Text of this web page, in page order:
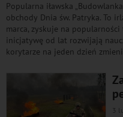
Popularna iławska
obchody Dnia św. Patryka. To
marca, zyskuje na popularności
inicjatywę od lat rozwijają
korytarze na jeden dzień
3